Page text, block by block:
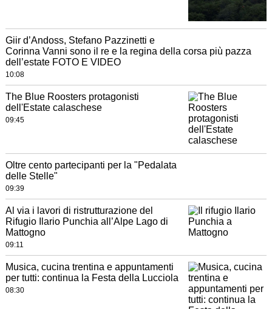
Giir d’Andoss, Stefano Pazzinetti e
Corinna Vanni sono il re e la regina della corsa più pazza
dell’estate FOTO E VIDEO
10:08
The Blue Roosters protagonisti
dell'Estate calaschese
09:45
Oltre cento partecipanti per la "Pedalata
delle Stelle"
09:39
Al via i lavori di ristrutturazione del
Rifugio Ilario Punchia all’Alpe Lago di
Mattogno
09:11
Musica, cucina trentina e appuntamenti
per tutti: continua la Festa della Lucciola
08:30